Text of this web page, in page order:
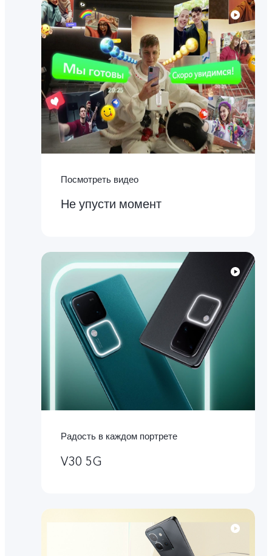
Посмотреть видео
Не упусти момент
Радость в каждом портрете
V30 5G